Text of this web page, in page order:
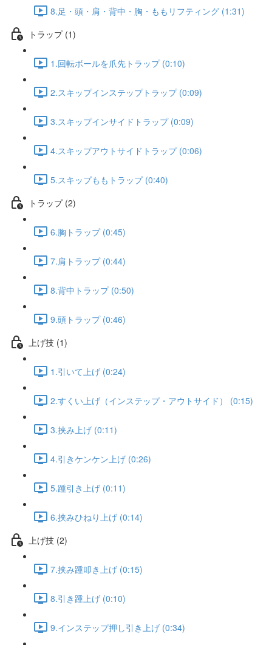
8.足・頭・肩・背中・胸・ももリフティング (1:31)
トラップ (1)
1.回転ボールを爪先トラップ (0:10)
2.スキップインステップトラップ (0:09)
3.スキップインサイドトラップ (0:09)
4.スキップアウトサイドトラップ (0:06)
5.スキップももトラップ (0:40)
トラップ (2)
6.胸トラップ (0:45)
7.肩トラップ (0:44)
8.背中トラップ (0:50)
9.頭トラップ (0:46)
上げ技 (1)
1.引いて上げ (0:24)
2.すくい上げ（インステップ・アウトサイド） (0:15)
3.挟み上げ (0:11)
4.引きケンケン上げ (0:26)
5.踵引き上げ (0:11)
6.挟みひねり上げ (0:14)
上げ技 (2)
7.挟み踵叩き上げ (0:15)
8.引き踵上げ (0:10)
9.インステップ押し引き上げ (0:34)